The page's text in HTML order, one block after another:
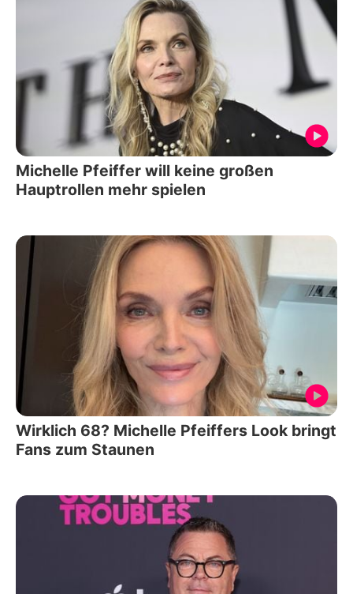
Michelle Pfeiffer will keine großen
Hauptrollen mehr spielen
Wirklich 68? Michelle Pfeiffers Look bringt
Fans zum Staunen